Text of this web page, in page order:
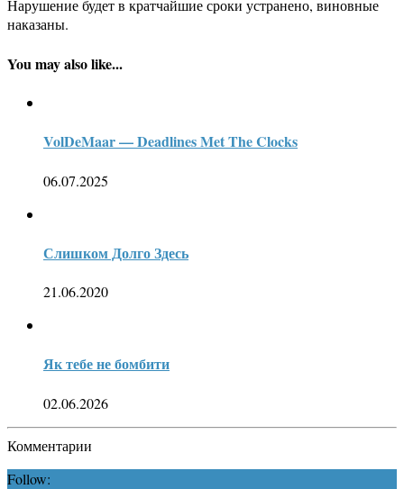
Нарушение будет в кратчайшие сроки устранено, виновные
наказаны.
You may also like...
VolDeMaar — Deadlines Met The Clocks
06.07.2025
Слишком Долго Здесь
21.06.2020
Як тебе не бомбити
02.06.2026
Комментарии
Follow: